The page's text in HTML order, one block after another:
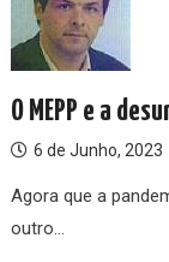
O MEPP e a
6 de Junho, 2023
Agora que a
outro…